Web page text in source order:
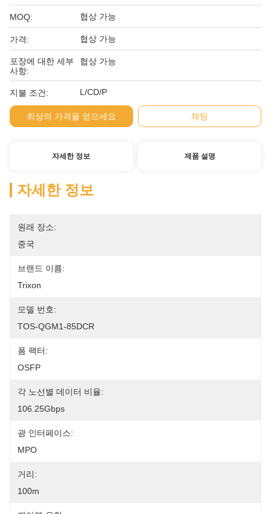
MOQ: 협상 가능
가격: 협상 가능
포장에 대한 세부
사항:
협상 가능
지불 조건: L/CD/P
최상의 가격을 얻으세요 채팅
자세한 정보 제품 설명
자세한 정보
원래 장소:
중국
브랜드 이름:
Trixon
모델 번호:
TOS-QGM1-85DCR
폼 팩터:
OSFP
각 노선별 데이터 비율:
106.25Gbps
광 인터페이스:
MPO
거리:
100m